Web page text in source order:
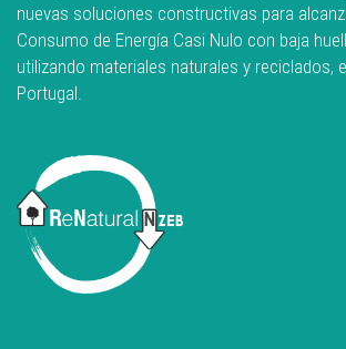
nuevas soluciones constructivas para
Consumo de Energía Casi Nulo con baja
utilizando materiales naturales y reciclados,
Portugal.